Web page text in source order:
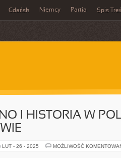
Gdańsk Niemcy Partia Spis
I HISTORIA W
LUT - 26 - 2025 MOŻLIWOŚĆ